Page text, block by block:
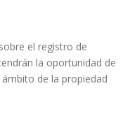
el registro de
la oportunidad de
de la propiedad